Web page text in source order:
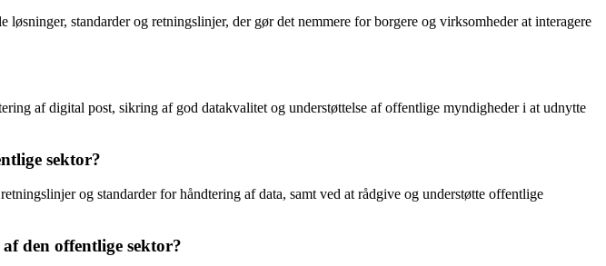
standarder og retningslinjer, der gør det nemmere for borgere og virksomheder at interagere
af digital post, sikring af god datakvalitet og understøttelse af offentlige myndigheder i at udnytte
sektor?
og standarder for håndtering af data, samt ved at rådgive og understøtte offentlige
den offentlige sektor?